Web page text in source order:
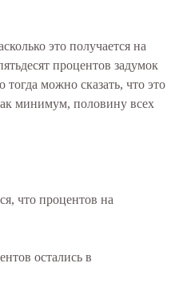
это получается на
процентов задумок
тогда можно сказать, что это
минимум, половину всех
что процентов на
остались в